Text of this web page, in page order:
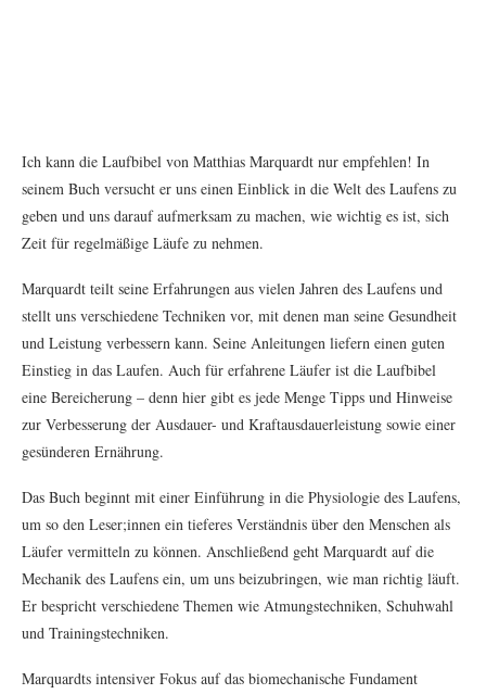
Ich kann die Laufbibel von Matthias Marquardt nur empfehlen! In
seinem Buch versucht er uns einen Einblick in die Welt des Laufens zu
geben und uns darauf aufmerksam zu machen, wie wichtig es ist, sich
Zeit für regelmäßige Läufe zu nehmen.
Marquardt teilt seine Erfahrungen aus vielen Jahren des Laufens und
stellt uns verschiedene Techniken vor, mit denen man seine Gesundheit
und Leistung verbessern kann. Seine Anleitungen liefern einen guten
Einstieg in das Laufen. Auch für erfahrene Läufer ist die Laufbibel
eine Bereicherung – denn hier gibt es jede Menge Tipps und Hinweise
zur Verbesserung der Ausdauer- und Kraftausdauerleistung sowie einer
gesünderen Ernährung.
Das Buch beginnt mit einer Einführung in die Physiologie des Laufens,
um so den Leser;innen ein tieferes Verständnis über den Menschen als
Läufer vermitteln zu können. Anschließend geht Marquardt auf die
Mechanik des Laufens ein, um uns beizubringen, wie man richtig läuft.
Er bespricht verschiedene Themen wie Atmungstechniken, Schuhwahl
und Trainingstechniken.
Marquardts intensiver Fokus auf das biomechanische Fundament